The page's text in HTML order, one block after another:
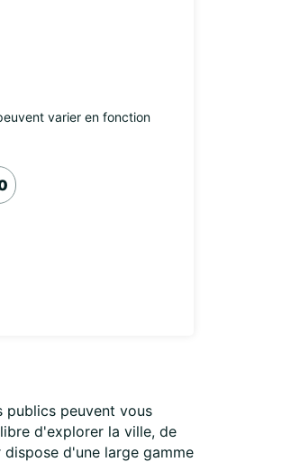
varier en fonction
publics peuvent vous
d'explorer la ville, de
d'une large gamme